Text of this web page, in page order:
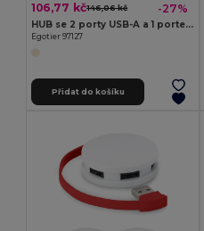
106,77 kč146,06 kč -27%
HUB se 2 porty USB-A a 1 portem USB-C z bambusu
Egotier 97127
Přidat do košíku